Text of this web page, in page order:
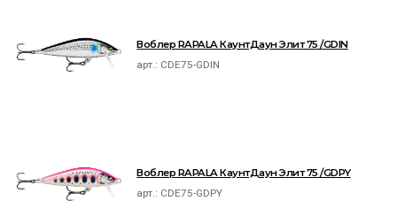
Воблер RAPALA КаунтДаун Элит 75 /GDIN
арт.: CDE75-GDIN
Воблер RAPALA КаунтДаун Элит 75 /GDPY
арт.: CDE75-GDPY